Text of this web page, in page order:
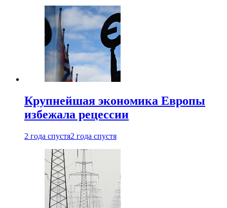
Крупнейшая экономика Европы
избежала рецессии
2 года спустя2 года спустя